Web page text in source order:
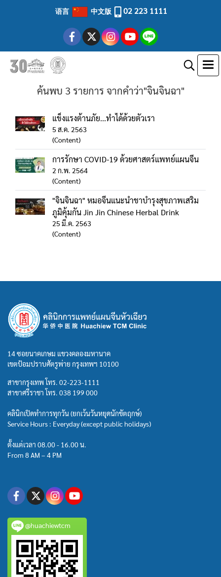
语言 中文版 02 223 1111
ค้นพบ 3 รายการ จากคำว่า"จินจินฉา"
แข็งแรงต้านภัย...ทำได้ด้วยตัวเรา
5 ส.ค. 2563
(Content)
การรักษา COVID-19 ด้วยศาสตร์แพทย์แผนจีน
2 ก.พ. 2564
(Content)
"จินจินฉา" หมอจีนแนะนำชาบำรุงสุขภาพเสริม
ภูมิคุ้มกัน Jin Jin Chinese Herbal Drink
25 มี.ค. 2563
(Content)
14 ซอยนาคเกษม แขวงคลองมหานาค
เขตป้อมปราบศัตรูพ่าย กรุงเทพฯ 10100
สาขากรุงเทพ โทร. 02-223-1111
สาขาศรีราชา โทร. 038 199 000
คลินิกเปิดทำการทุกวัน (ยกเว้นวันหยุดนักขัตฤกษ์)
Service Hours : Everyday (except public holidays)
ตั้งแต่เวลา 08.00 - 16.00 น.
From 8 AM – 4 PM
@huachiewtcm